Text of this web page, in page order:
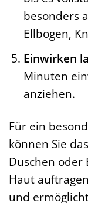
besonders
Ellbogen,
Einwirken
Minuten
anziehen.
Für ein
können Sie
Duschen oder
Haut
und